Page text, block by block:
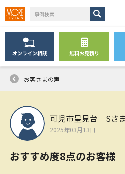
オンライン相談 無料お見積り
お客さまの声
可児市星見台 Sさ
2025年03月13日
おすすめ度8点のお客様